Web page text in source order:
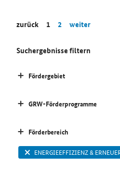
zurück 1 2 weiter
Suchergebnisse filtern
Fördergebiet
GRW-Förderprogramme
Förderbereich
ENERGIEEFFIZIENZ &